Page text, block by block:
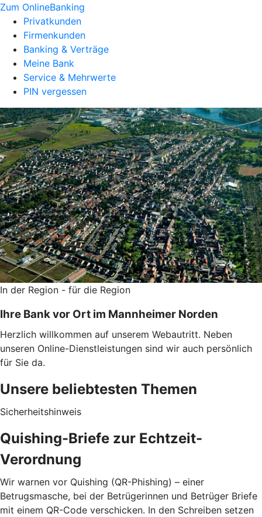
Zum OnlineBanking
Privatkunden
Firmenkunden
Banking & Verträge
Meine Bank
Service & Mehrwerte
PIN vergessen
In der Region - für die Region
Ihre Bank vor Ort im Mannheimer Norden
Herzlich willkommen auf unserem Webautritt. Neben
unseren Online-Dienstleistungen sind wir auch persönlich
für Sie da.
Unsere beliebtesten Themen
Sicherheitshinweis
Quishing-Briefe zur Echtzeit-
Verordnung
Wir warnen vor Quishing (QR-Phishing) – einer
Betrugsmasche, bei der Betrügerinnen und Betrüger Briefe
mit einem QR-Code verschicken. In den Schreiben setzen